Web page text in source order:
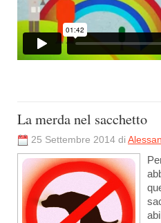
La merda nel sacchetto
25 Settembre 2014 di